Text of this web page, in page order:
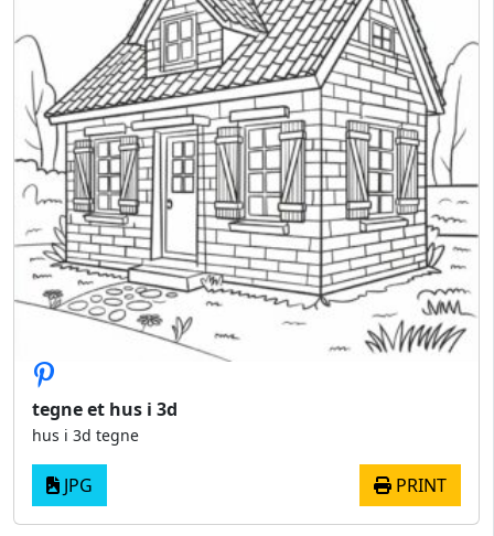
tegne et hus i 3d
hus i 3d tegne
JPG PRINT